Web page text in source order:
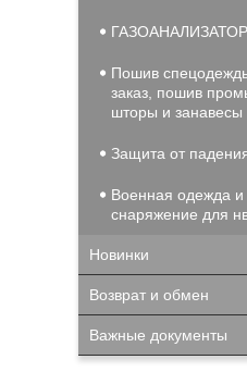
Пошив
заказ, пошив
шторы и занавесы
Защита от
Военная одежда и
снаряжение для
Новинки
Возврат и обмен
Важные документы